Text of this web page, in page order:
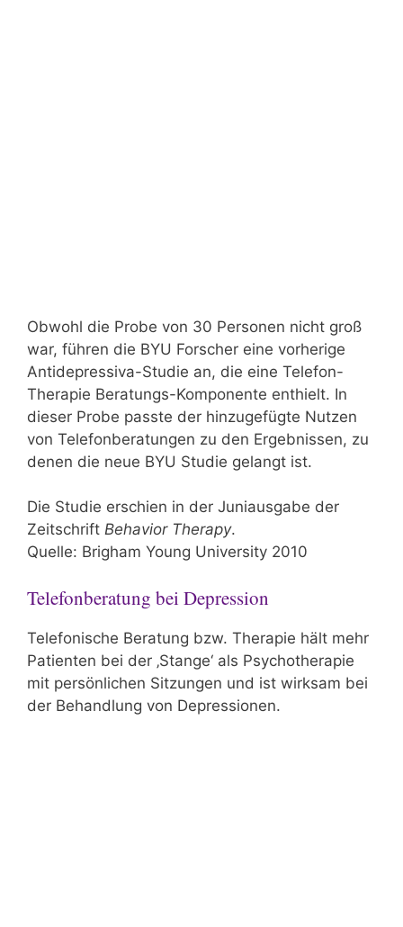
Obwohl die Probe von 30 Personen nicht groß
war, führen die BYU Forscher eine vorherige
Antidepressiva-Studie an, die eine Telefon-
Therapie Beratungs-Komponente enthielt. In
dieser Probe passte der hinzugefügte Nutzen
von Telefonberatungen zu den Ergebnissen, zu
denen die neue BYU Studie gelangt ist.
Die Studie erschien in der Juniausgabe der
Zeitschrift Behavior Therapy.
Quelle: Brigham Young University 2010
Telefonberatung bei Depression
Telefonische Beratung bzw. Therapie hält mehr
Patienten bei der ‚Stange‘ als Psychotherapie
mit persönlichen Sitzungen und ist wirksam bei
der Behandlung von Depressionen.